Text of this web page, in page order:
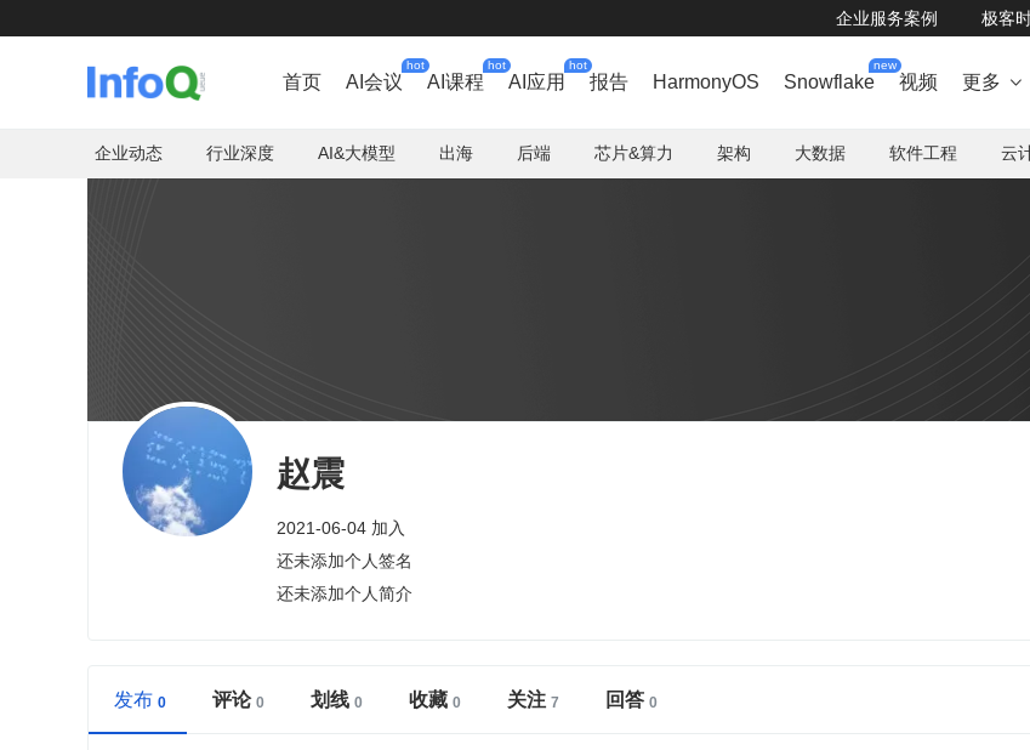
企业服务案例 极客
首页 AI会议
hot
AI课程
hot
AI应用
hot
报告 HarmonyOS Snowflake
new
视频 更多 
企业动态 行业深度 AI&大模型 出海 后端 芯片&算力 架构 大数据 软件工程 云
赵震
2021-06-04 加入
还未添加个人签名
还未添加个人简介
发布 评论 划线 收藏 关注 回答